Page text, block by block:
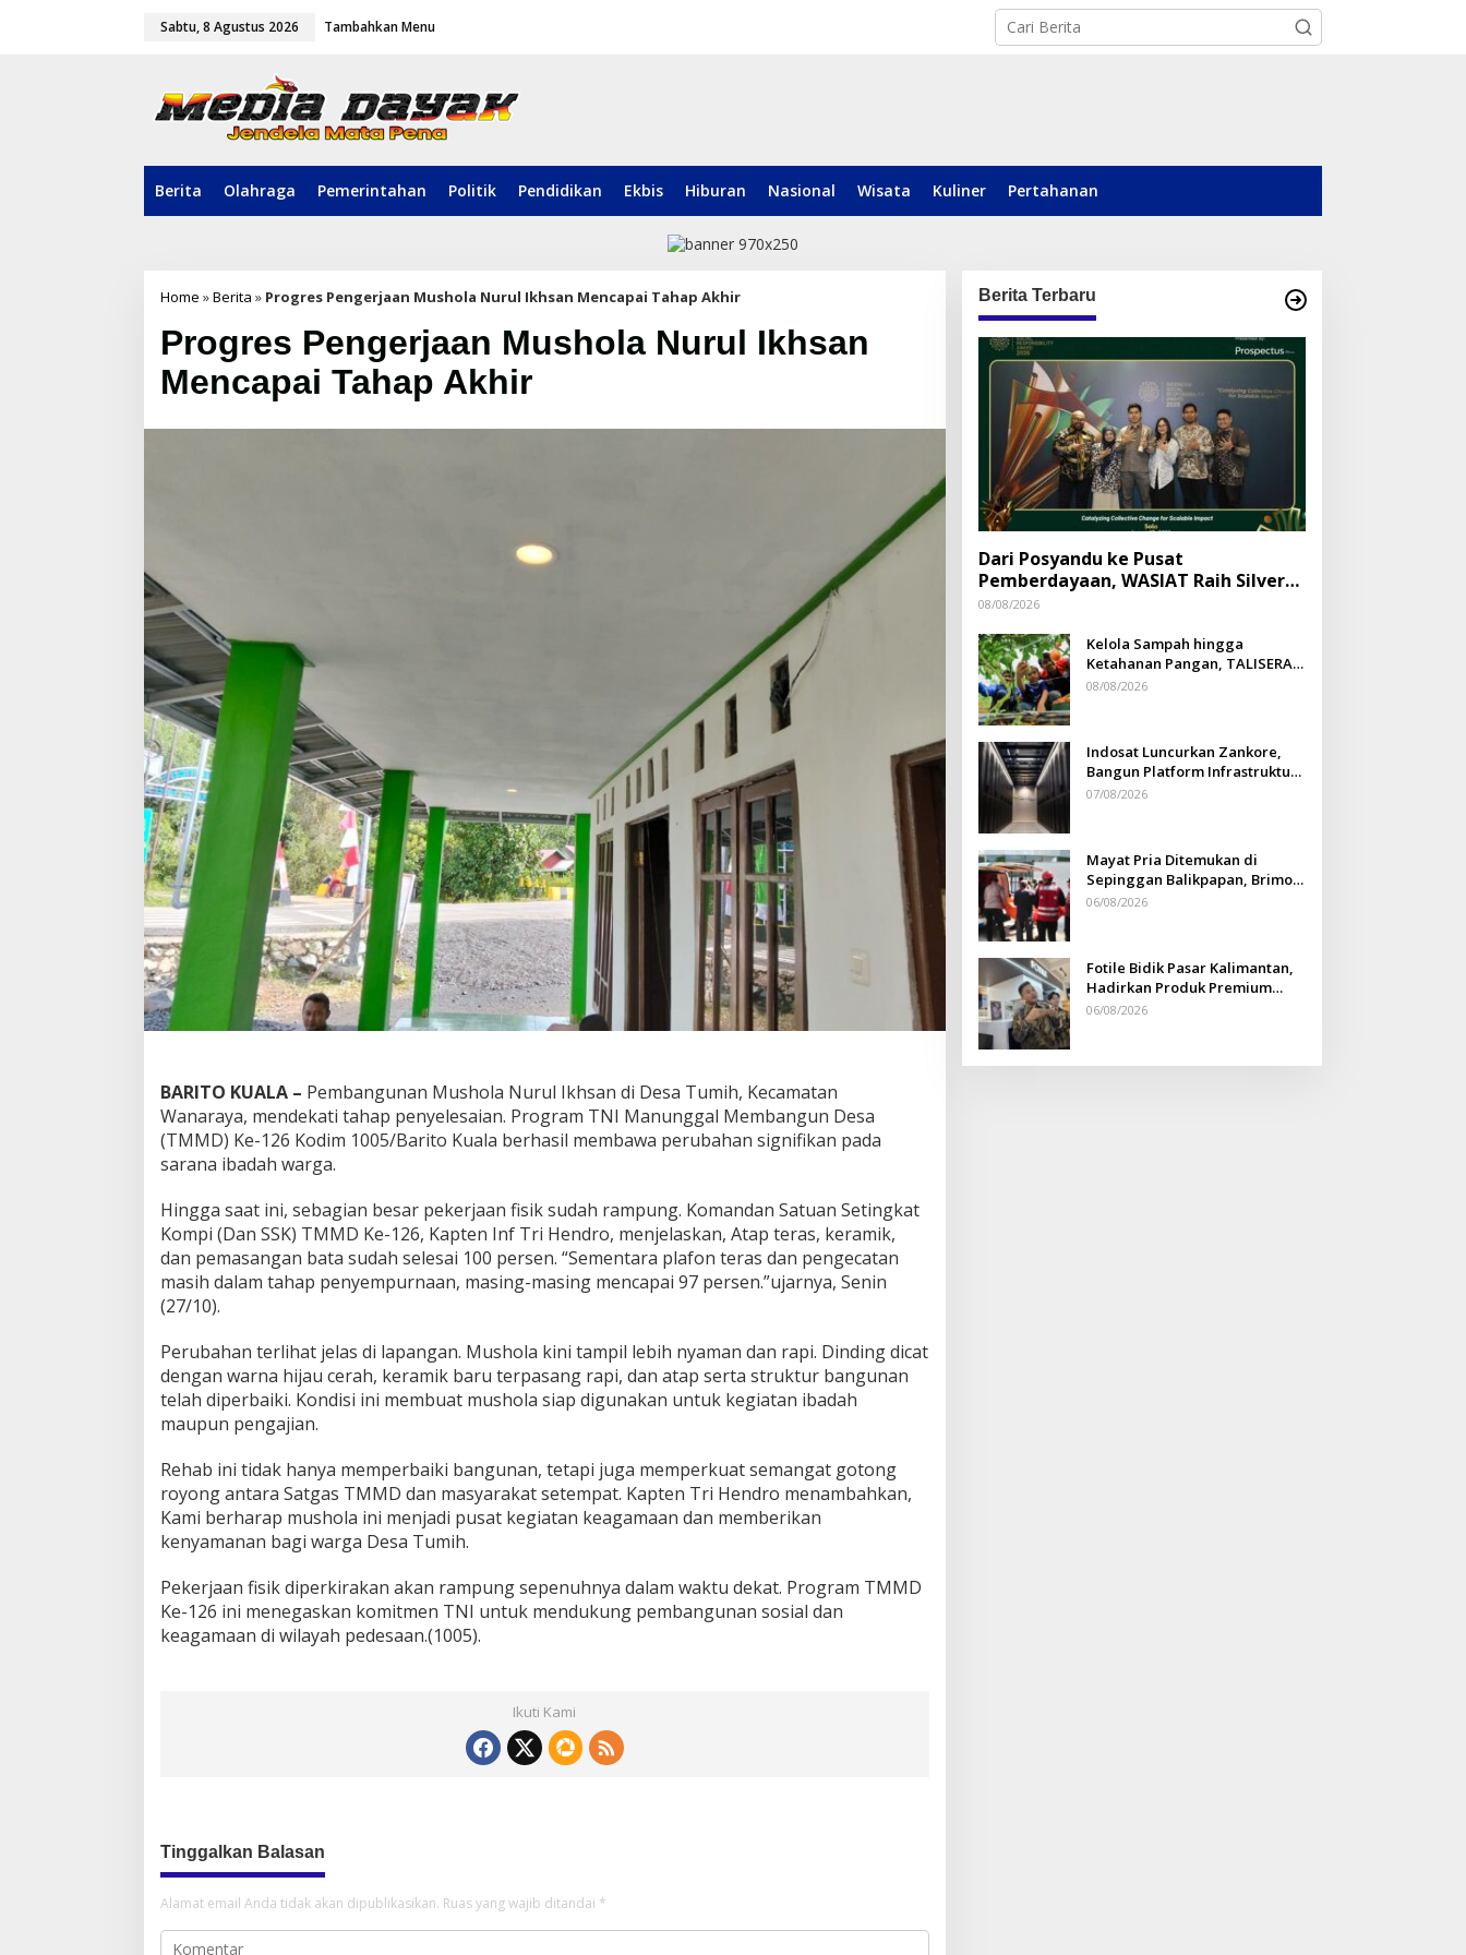
Sabtu, 8 Agustus 2026 Tambahkan Menu
Berita Olahraga Pemerintahan Politik Pendidikan Ekbis Hiburan Nasional Wisata Kuliner Pertahanan
Home »Berita » Progres Pengerjaan Mushola Nurul Ikhsan Mencapai Tahap Akhir
Progres Pengerjaan Mushola Nurul Ikhsan
Mencapai Tahap Akhir
BARITO KUALA – Pembangunan Mushola Nurul Ikhsan di Desa Tumih, Kecamatan
Wanaraya, mendekati tahap penyelesaian. Program TNI Manunggal Membangun Desa
(TMMD) Ke-126 Kodim 1005/Barito Kuala berhasil membawa perubahan signifikan pada
sarana ibadah warga.
Hingga saat ini, sebagian besar pekerjaan fisik sudah rampung. Komandan Satuan Setingkat
Kompi (Dan SSK) TMMD Ke-126, Kapten Inf Tri Hendro, menjelaskan, Atap teras, keramik,
dan pemasangan bata sudah selesai 100 persen. “Sementara plafon teras dan pengecatan
masih dalam tahap penyempurnaan, masing-masing mencapai 97 persen.”ujarnya, Senin
(27/10).
Perubahan terlihat jelas di lapangan. Mushola kini tampil lebih nyaman dan rapi. Dinding dicat
dengan warna hijau cerah, keramik baru terpasang rapi, dan atap serta struktur bangunan
telah diperbaiki. Kondisi ini membuat mushola siap digunakan untuk kegiatan ibadah
maupun pengajian.
Rehab ini tidak hanya memperbaiki bangunan, tetapi juga memperkuat semangat gotong
royong antara Satgas TMMD dan masyarakat setempat. Kapten Tri Hendro menambahkan,
Kami berharap mushola ini menjadi pusat kegiatan keagamaan dan memberikan
kenyamanan bagi warga Desa Tumih.
Pekerjaan fisik diperkirakan akan rampung sepenuhnya dalam waktu dekat. Program TMMD
Ke-126 ini menegaskan komitmen TNI untuk mendukung pembangunan sosial dan
keagamaan di wilayah pedesaan.(1005).
Ikuti Kami
Tinggalkan Balasan
Alamat email Anda tidak akan dipublikasikan. Ruas yang wajib ditandai *
Berita Terbaru
Dari Posyandu ke Pusat
Pemberdayaan, WASIAT Raih Silver
ISRA 2026
08/08/2026
Kelola Sampah hingga
Ketahanan Pangan, TALISERA
Diguyur Penghargaan
08/08/2026
Indosat Luncurkan Zankore,
Bangun Platform Infrastruktur
AI Terbesar di Asia Tenggara
07/08/2026
Mayat Pria Ditemukan di
Sepinggan Balikpapan, Brimob
Lakukan Pengamanan TKP
06/08/2026
Fotile Bidik Pasar Kalimantan,
Hadirkan Produk Premium
Yang Makin Terjangkau
06/08/2026